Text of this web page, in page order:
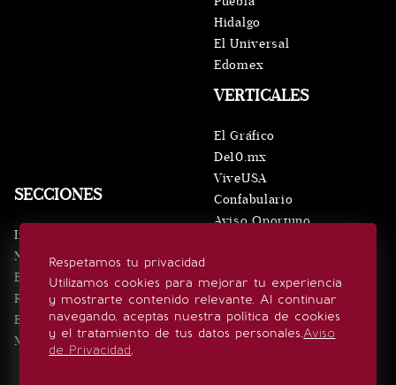
Respetamos tu privacidad
Utilizamos cookies para mejorar tu experiencia
y mostrarte contenido relevante. Al continuar
navegando, aceptas nuestra política de cookies
y el tratamiento de tus datos personales.Aviso
de Privacidad.
SECCIONES
Inicio
Noticias
Eventos
Realeza
Estilo de vida
Minuto x Minuto
VERTICALES
El Gráfico
De10.mx
ViveUSA
Confabulario
Aviso Oportuno
Hidalgo
El Universal
Edomex
SÍGUENOS